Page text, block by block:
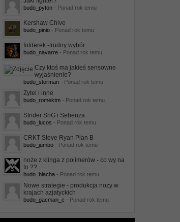
budo_pyton- Ponad rok temu
Kershaw Chive
budo_pinio- Ponad rok temu
folderek -trudny wybór...
budo_navarre- Ponad rok temu
Czy ktoś ma jakieś sensowne
wyjaśnienie?
budo_storman- Ponad rok temu
Zytel i inne
budo_romektm- Ponad rok temu
Strider SnG i Sebenza
budo_lucos - Ponad rok temu
CRKT Steve Ryan Plan B
budo_jumbo- Ponad rok temu
noże z klinga z polimerów - co wy na
to ??
budo_blacha- Ponad rok temu
Nowe strategie - produkcja nozy w
krajach azjatyckich
budo_gacman_c - Ponad rok temu